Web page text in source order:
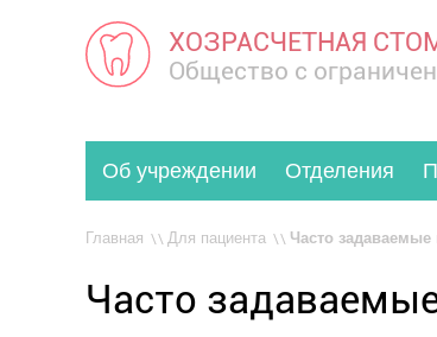
ХОЗРАСЧЕТНАЯ
Общество с
Об учреждении Отделения
Главная Для пациента Часто
Часто